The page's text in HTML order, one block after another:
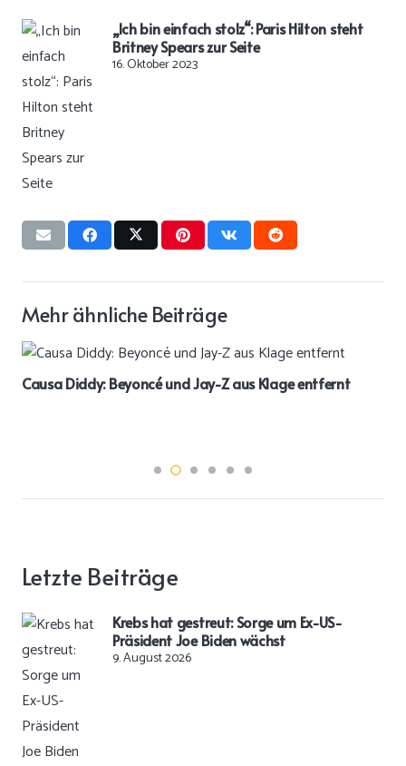
„Ich bin einfach stolz“: Paris Hilton steht
Britney Spears zur Seite
16. Oktober 2023
Mehr ähnliche Beiträge
Causa Diddy: Beyoncé und Jay-Z aus Klage entfernt
Letzte Beiträge
Krebs hat gestreut: Sorge um Ex-US-
Präsident Joe Biden wächst
9. August 2026